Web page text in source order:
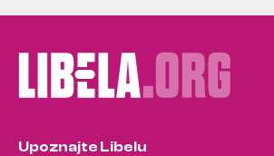
Upoznajte Libelu